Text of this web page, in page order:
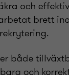
och
brett
både
och